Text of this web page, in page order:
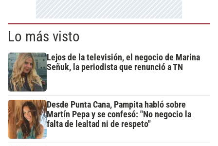
Lo más visto
Lejos de la televisión, el negocio de Marina
Señuk, la periodista que renunció a TN
Desde Punta Cana, Pampita habló sobre
Martín Pepa y se confesó: "No negocio la
falta de lealtad ni de respeto"